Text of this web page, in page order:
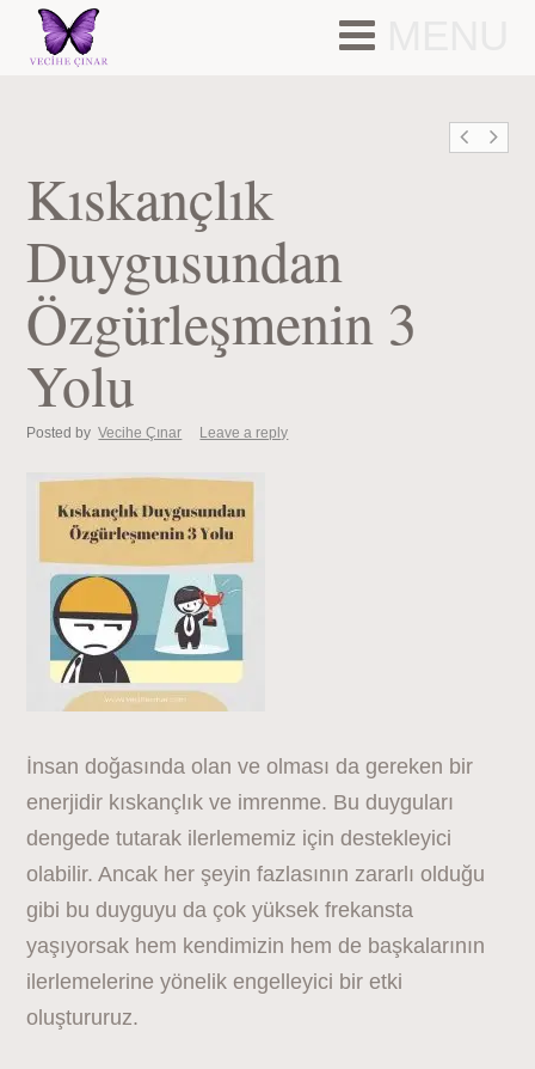
MENU
Kıskançlık
Duygusundan
Özgürleşmenin 3
Yolu
Posted by Vecihe Çınar Leave a reply
İnsan doğasında olan ve olması da gereken bir
enerjidir kıskançlık ve imrenme. Bu duyguları
dengede tutarak ilerlememiz için destekleyici
olabilir. Ancak her şeyin fazlasının zararlı olduğu
gibi bu duyguyu da çok yüksek frekansta
yaşıyorsak hem kendimizin hem de başkalarının
ilerlemelerine yönelik engelleyici bir etki
oluştururuz.